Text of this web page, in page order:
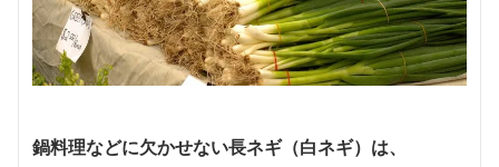
鍋料理などに欠かせない長ネギ（白ネギ）は、